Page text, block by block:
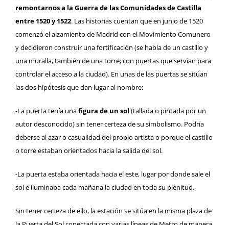
remontarnos a la Guerra de las Comunidades de Castilla
entre 1520 y 1522. Las historias cuentan que en junio de 1520
comenzó el alzamiento de Madrid con el Movimiento Comunero
y decidieron construir una fortificación (se habla de un castillo y
una muralla, también de una torre; con puertas que servían para
controlar el acceso a la ciudad). En unas de las puertas se sitúan
las dos hipótesis que dan lugar al nombre:
-La puerta tenía unafigura de un sol (tallada o pintada por un
autor desconocido) sin tener certeza de su simbolismo. Podría
deberse al azar o casualidad del propio artista o porque el castillo
o torre estaban orientados hacia la salida del sol.
-La puerta estaba orientada hacia el este, lugar por donde sale el
sol e iluminaba cada mañana la ciudad en toda su plenitud.
Sin tener certeza de ello, la estación se sitúa en la misma plaza de